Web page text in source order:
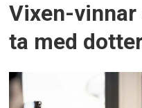
Vixen-
ta med